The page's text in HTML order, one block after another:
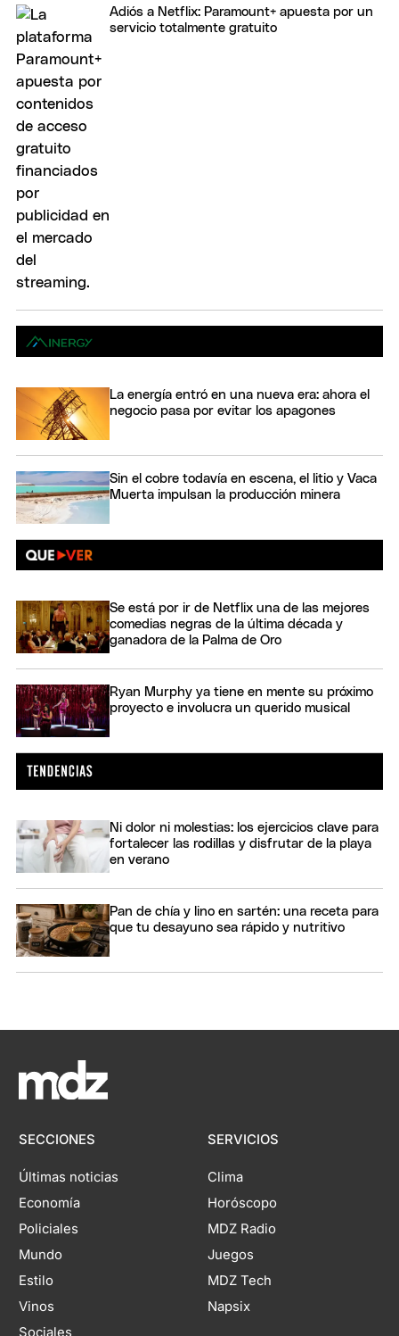
Adiós a Netflix: Paramount+ apuesta por un
servicio totalmente gratuito
La energía entró en una nueva era: ahora el
negocio pasa por evitar los apagones
Sin el cobre todavía en escena, el litio y Vaca
Muerta impulsan la producción minera
Se está por ir de Netflix una de las mejores
comedias negras de la última década y
ganadora de la Palma de Oro
Ryan Murphy ya tiene en mente su próximo
proyecto e involucra un querido musical
Ni dolor ni molestias: los ejercicios clave para
fortalecer las rodillas y disfrutar de la playa
en verano
Pan de chía y lino en sartén: una receta para
que tu desayuno sea rápido y nutritivo
SECCIONES
Últimas noticias
Economía
Policiales
Mundo
Estilo
Vinos
Sociales
SERVICIOS
Clima
Horóscopo
MDZ Radio
Juegos
MDZ Tech
Napsix